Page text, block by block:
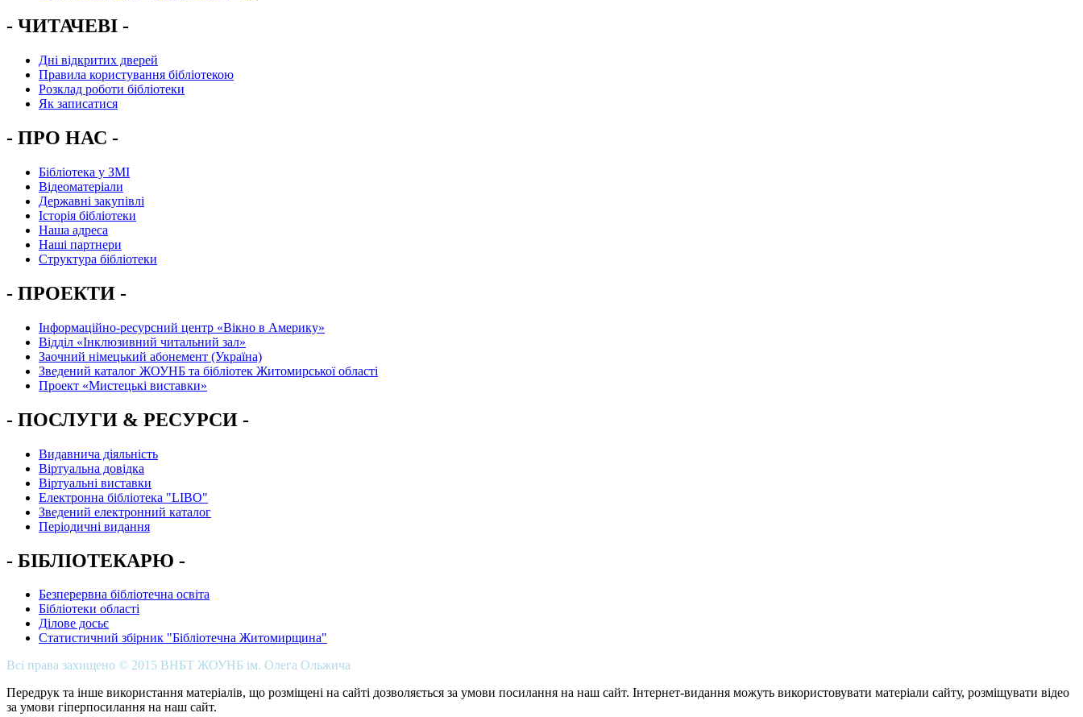
- ЧИТАЧЕВІ -
Дні відкритих дверей
Правила користування бібліотекою
Розклад роботи бібліотеки
Як записатися
- ПРО НАС -
Бібліотека у ЗМІ
Відеоматеріали
Державні закупівлі
Історія бібліотеки
Наша адреса
Наші партнери
Структура бібліотеки
- ПРОЕКТИ -
Інформаційно-ресурсний центр «Вікно в Америку»
Вiддiл «Інклюзивний читальний зал»
Заочний німецький абонемент (Україна)
Зведений каталог ЖОУНБ та бібліотек Житомирської області
Проект «Мистецькі виставки»
- ПОСЛУГИ & РЕСУРСИ -
Видавнича діяльність
Віртуальна довідка
Віртуальні виставки
Електронна бібліотека "LIBO"
Зведений електронний каталог
Періодичні видання
- БІБЛІОТЕКАРЮ -
Безперервна бібліотечна освіта
Бібліотеки області
Ділове досьє
Статистичний збірник "Бібліотечна Житомирщина"
Всі права захищено © 2015 ВНБТ ЖОУНБ ім. Олега Ольжича
Передрук та інше використання матеріалів, що розміщені на сайті дозволяється за умови посилання на наш сайт. Інтернет-видання можуть використовувати матеріали сайту, розміщувати відео
за умови гіперпосилання на наш сайт.